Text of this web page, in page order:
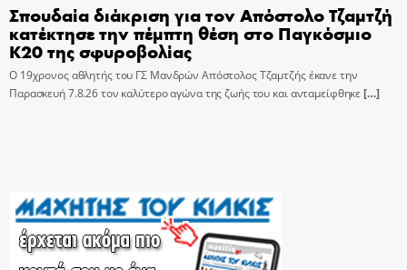
Σπουδαία διάκριση για τον Απόστολο Τζαμτζή
κατέκτησε την πέμπτη θέση στο Παγκόσμιο
Κ20 της σφυροβολίας
Ο 19χρονος αθλητής του ΓΣ Μανδρών Απόστολος Τζαμτζής έκανε την
Παρασκευή 7.8.26 τον καλύτερο αγώνα της ζωής του και ανταμείφθηκε[…]